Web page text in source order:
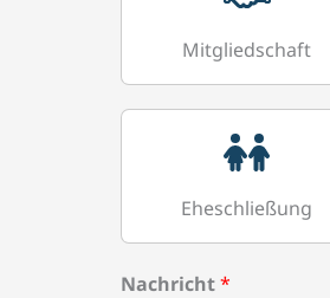
Mitgliedschaft
Eheschließung
Nachricht*